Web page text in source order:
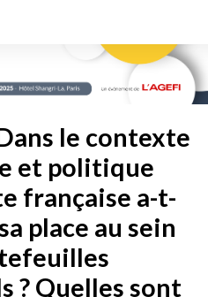
le contexte
et politique
française a-t-
place au sein
? Quelles sont